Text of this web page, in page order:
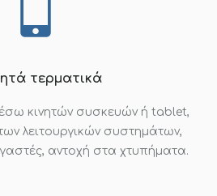
τερματικά
κινητών συσκευών ή tablet,
λειτουργικών συστημάτων,
αντοχή στα χτυπήματα.